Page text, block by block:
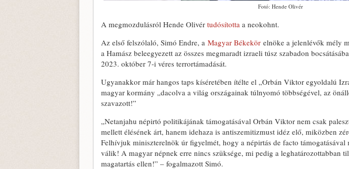
Fotó: Hende Olivér
A megmozdulásról Hende Olivér tudósította a neokohnt.
Az első felszólaló, Simó Endre, a Magyar Békekör elnöke a jelenlévők mély
a Hamász beleegyezett az összes megmaradt izraeli túsz szabadon
2023. október 7-i véres terrortámadását.
Ugyanakkor már hangos taps kíséretében ítélte el „Orbán Viktor egyoldalú
magyar kormány „dacolva a világ országainak túlnyomó többségével, az
szavazott!”
„Netanjahu népirtó politikájának támogatásával Orbán Viktor nem csak
mellett élésének árt, hanem idehaza is antiszemitizmust idéz elő, miközben
Felhívjuk miniszterelnök úr figyelmét, hogy a népirtás de facto támogatásával
válik! A magyar népnek erre nincs szüksége, mi pedig a leghatározottabban
magatartás ellen!” – fogalmazott Simó.